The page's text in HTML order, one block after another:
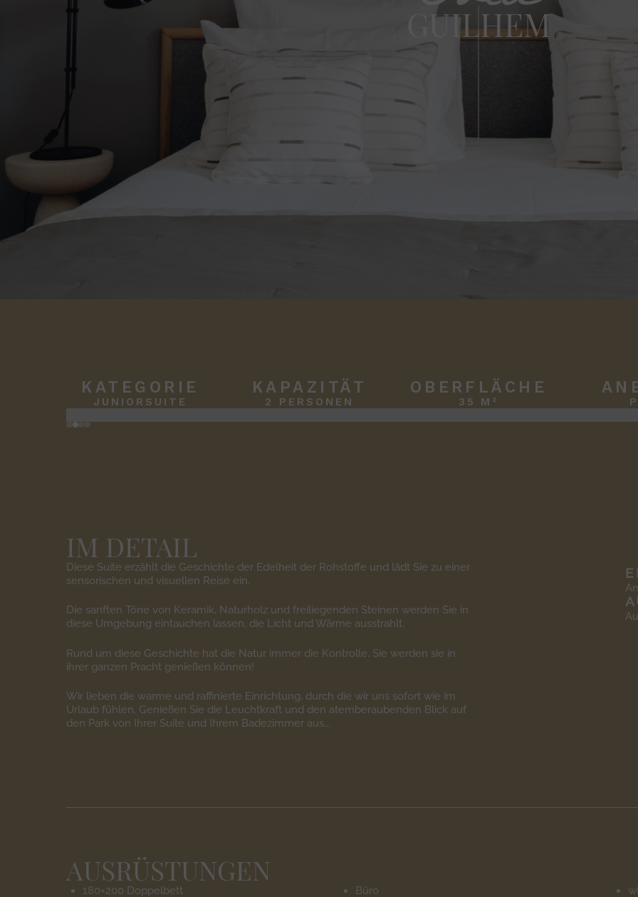
GUILHEM
KATEGORIE
JUNIORSUITE
KAPAZITÄT
2 PERSONEN
OBERFLÄCHE
35 M²
Slide 2 of 4.
IM DETAIL
Diese Suite erzählt die Geschichte der Edelheit der Rohstoffe und lädt Sie zu einer
sensorischen und visuellen Reise ein.
Die sanften Töne von Keramik, Naturholz und freiliegenden Steinen werden Sie in
diese Umgebung eintauchen lassen, die Licht und Wärme ausstrahlt.
Rund um diese Geschichte hat die Natur immer die Kontrolle, Sie werden sie in
ihrer ganzen Pracht genießen können!
Wir lieben die warme und raffinierte Einrichtung, durch die wir uns sofort wie im
Urlaub fühlen. Genießen Sie die Leuchtkraft und den atemberaubenden Blick auf
den Park von Ihrer Suite und Ihrem Badezimmer aus...
AUSRÜSTUNGEN
180×200 Doppelbett
Büro